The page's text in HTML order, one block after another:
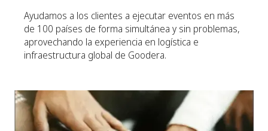
Ayudamos a los clientes a ejecutar eventos en más
de 100 países de forma simultánea y sin problemas,
aprovechando la experiencia en logística e
infraestructura global de Goodera.